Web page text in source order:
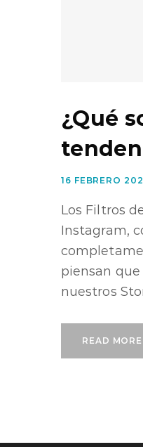
¿Qué
16 FEBRERO
Los Filtros
Instagram,
piensan
nuestros
READ MORE